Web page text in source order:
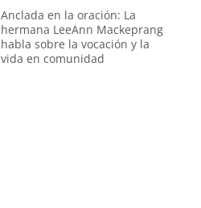
Anclada en la oración: La
hermana LeeAnn Mackeprang
habla sobre la vocación y la
vida en comunidad